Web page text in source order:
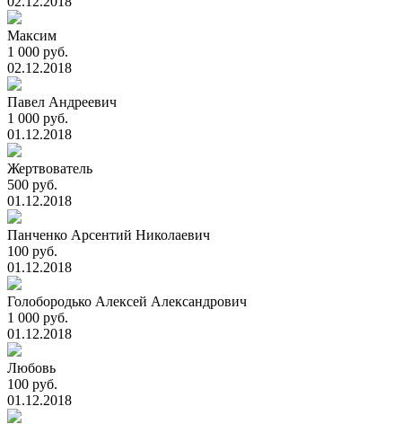
Максим
1 000 руб.
02.12.2018
Павел Андреевич
1 000 руб.
01.12.2018
Жертвователь
500 руб.
01.12.2018
Панченко Арсентий Николаевич
100 руб.
01.12.2018
Голобородько Алексей Александрович
1 000 руб.
01.12.2018
Любовь
100 руб.
01.12.2018